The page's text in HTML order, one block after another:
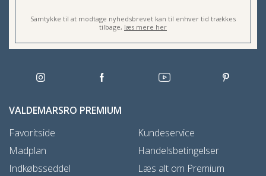
Samtykke til at modtage nyhedsbrevet kan til enhver tid trækkes
tilbage, læs mere her
VALDEMARSRO PREMIUM
Favoritside
Madplan
Indkøbsseddel
Kundeservice
Handelsbetingelser
Læs alt om Premium